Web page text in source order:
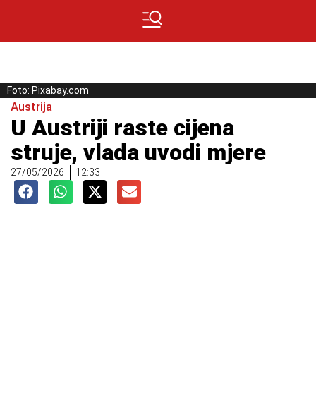
Foto: Pixabay.com
Austrija
U Austriji raste cijena
struje, vlada uvodi mjere
27/05/2026 12:33